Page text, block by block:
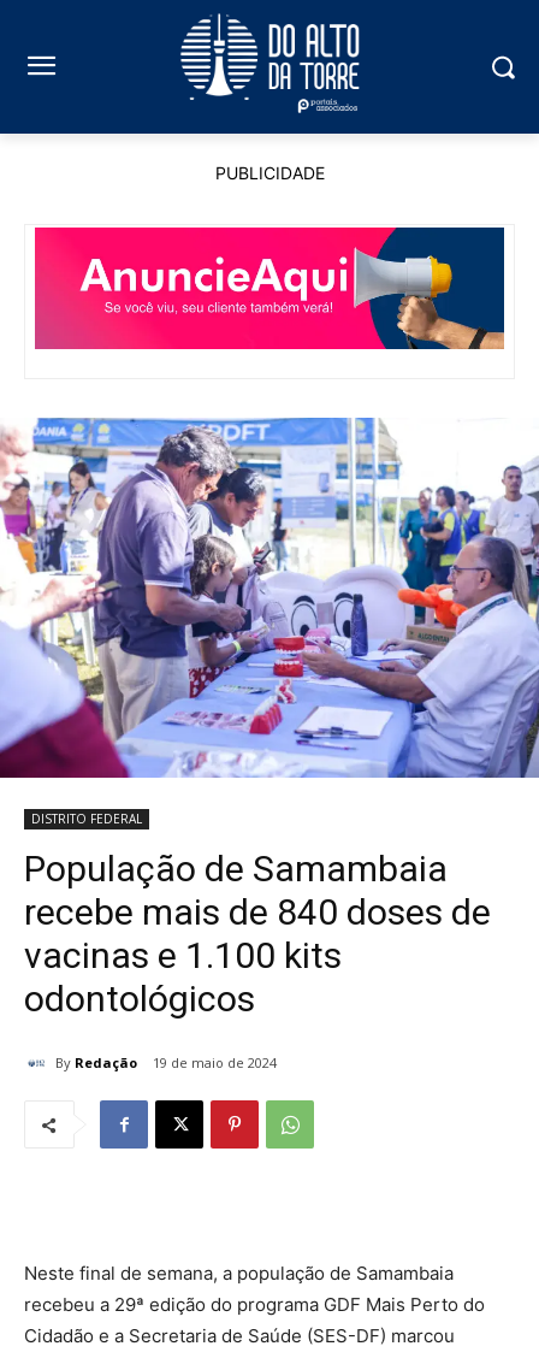
PUBLICIDADE
DISTRITO FEDERAL
População de Samambaia
recebe mais de 840 doses de
vacinas e 1.100 kits
odontológicos
By Redação 19 de maio de 2024
Neste final de semana, a população de Samambaia
recebeu a 29ª edição do programa GDF Mais Perto do
Cidadão e a Secretaria de Saúde (SES-DF) marcou